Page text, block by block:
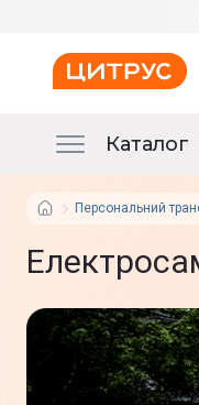
Каталог
Персональний